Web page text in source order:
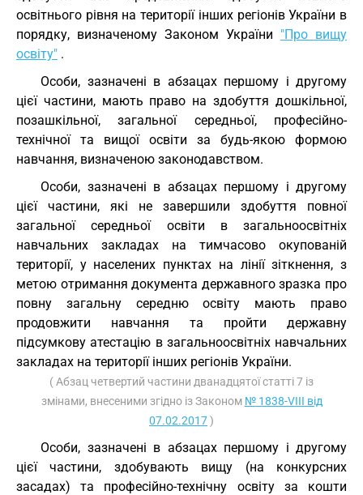
освітнього рівня на території інших регіонів України в
порядку, визначеному Законом України "Про вищу
освіту" .
Особи, зазначені в абзацах першому і другому
цієї частини, мають право на здобуття дошкільної,
позашкільної, загальної середньої, професійно-
технічної та вищої освіти за будь-якою формою
навчання, визначеною законодавством.
Особи, зазначені в абзацах першому і другому
цієї частини, які не завершили здобуття повної
загальної середньої освіти в загальноосвітніх
навчальних закладах на тимчасово окупованій
території, у населених пунктах на лінії зіткнення, з
метою отримання документа державного зразка про
повну загальну середню освіту мають право
продовжити навчання та пройти державну
підсумкову атестацію в загальноосвітніх навчальних
закладах на території інших регіонів України.
( Абзац четвертий частини дванадцятої статті 7 із
змінами, внесеними згідно із Законом № 1838-VIII від
07.02.2017)
Особи, зазначені в абзацах першому і другому
цієї частини, здобувають вищу (на конкурсних
засадах) та професійно-технічну освіту за кошти